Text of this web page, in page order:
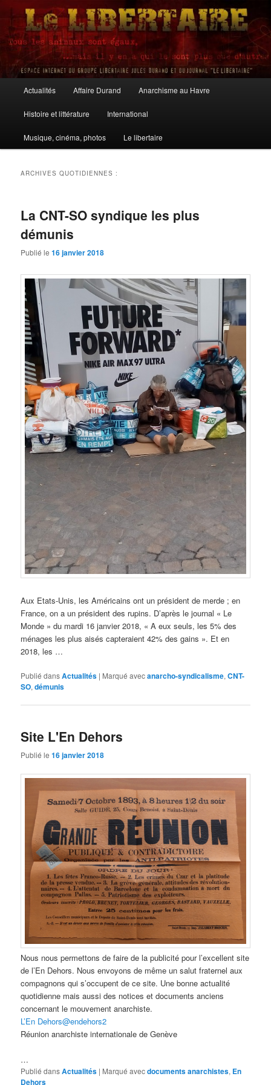
Aller
contenu
principal
Aller
contenu
secondaire
Le Libertaire
principal
Actualités Affaire Durand Anarchisme au Havre
Histoire et littérature International
Musique, cinéma, photos Le libertaire
ARCHIVES QUOTIDIENNES :
La CNT-SO syndique les plus
démunis
Publié le16 janvier 2018
Aux Etats-Unis, les Américains ont un président de merde ; en
France, on a un président des rupins. D’après le journal « Le
Monde » du mardi 16 janvier 2018, « A eux seuls, les 5% des
ménages les plus aisés capteraient 42% des gains ». Et en
2018, les …
Publié dansActualités | Marqué avecanarcho-syndicalisme,CNT-
SO,démunis
Site L'En Dehors
Publié le16 janvier 2018
Nous nous permettons de faire de la publicité pour l’excellent site
de l’En Dehors. Nous envoyons de même un salut fraternel aux
compagnons qui s’occupent de ce site. Une bonne actualité
quotidienne mais aussi des notices et documents anciens
concernant le mouvement anarchiste.
L’En Dehors@endehors2
Réunion anarchiste internationale de Genève
…
Publié dansActualités | Marqué avecdocuments anarchistes, En
Dehors